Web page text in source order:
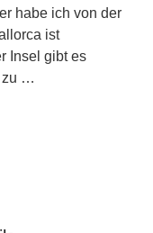
habe ich von der
ist
Insel gibt es
zu …